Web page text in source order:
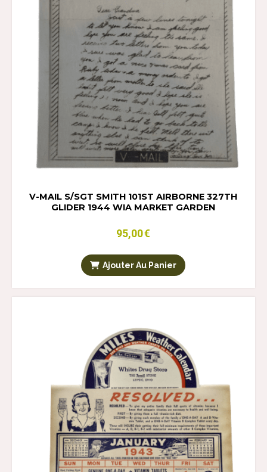
V-MAIL S/SGT SMITH 101ST AIRBORNE 327TH
GLIDER 1944 WIA MARKET GARDEN
95,00€
Ajouter Au Panier